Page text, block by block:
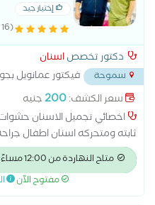
إختيار جيد
(16 تقييم)
دكتور تخصصاسنان
سموحة فيكتور عمانويل
سعر الكشف:200جنيه
اخصائي تجميل الاسنان
ثابته ومتحركه اسنان اطفال
متاح النهاردة من 12:00 مساءً
مفتوح الآن